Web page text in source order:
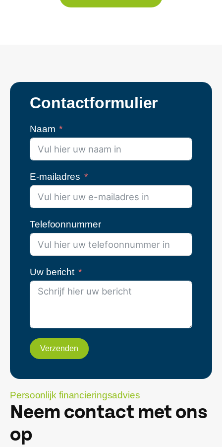
Contactformulier
Naam
E-mailadres
Telefoonnummer
Uw bericht
Verzenden
Persoonlijk financieringsadvies
Neem contact met ons
op